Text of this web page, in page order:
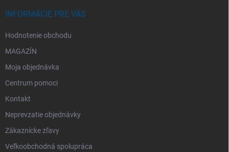
INFORMÁCIE PRE VÁS
Hodnotenie obchodu
MAGAZÍN
Moja objednávka
Centrum pomoci
Kontakt
Neprevzatie objednávky
Zákaznícke zľavy
Veľkoobchodná spolupráca